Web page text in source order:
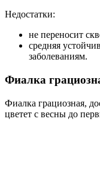
Недостатки:
не переносит
средняя
заболеваниям.
Фиалка
Фиалка грациозная,
цветет с весны до